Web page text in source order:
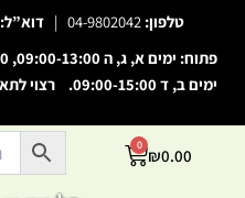
visibility_off השבת את ההבזקים
סמן כותרות
צבע רקע
טלפון: 04-9802042
| דוא”ל:
פתוח: ימים א, ג, ה 09:00-13:00, 16:00-18:00
ימים ב, ד 09:00-15:00. רצוי לתאם לפני ההגעה
₪0.00
0
עגלת